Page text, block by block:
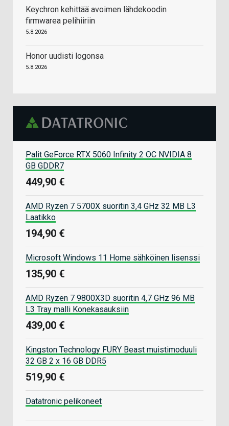
Keychron kehittää avoimen lähdekoodin
firmwarea pelihiiriin
5.8.2026
Honor uudisti logonsa
5.8.2026
Palit GeForce RTX 5060 Infinity 2 OC NVIDIA 8
GB GDDR7
449,90 €
AMD Ryzen 7 5700X suoritin 3,4 GHz 32 MB L3
Laatikko
194,90 €
Microsoft Windows 11 Home sähköinen lisenssi
135,90 €
AMD Ryzen 7 9800X3D suoritin 4,7 GHz 96 MB
L3 Tray malli Konekasauksiin
439,00 €
Kingston Technology FURY Beast muistimoduuli
32 GB 2 x 16 GB DDR5
519,90 €
Datatronic pelikoneet